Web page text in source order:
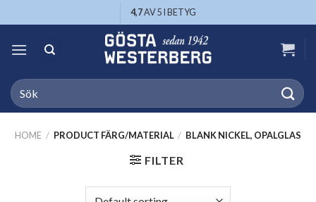
to
content
4,7AV 5 I BETYG
Search
for:
HOME / PRODUCT FÄRG/MATERIAL / BLANK NICKEL, OPALGLAS
FILTER